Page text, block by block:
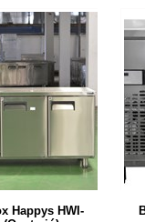
Happys HWI-